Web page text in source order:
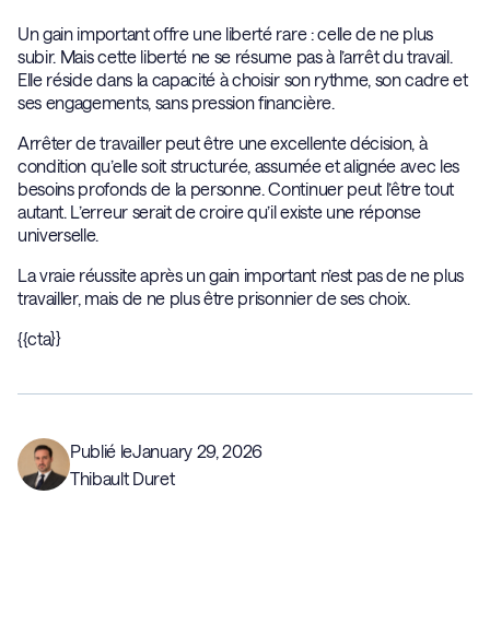
Un gain important offre une liberté rare : celle de ne plus
subir. Mais cette liberté ne se résume pas à l’arrêt du travail.
Elle réside dans la capacité à choisir son rythme, son cadre et
ses engagements, sans pression financière.
Arrêter de travailler peut être une excellente décision, à
condition qu’elle soit structurée, assumée et alignée avec les
besoins profonds de la personne. Continuer peut l’être tout
autant. L’erreur serait de croire qu’il existe une réponse
universelle.
La vraie réussite après un gain important n’est pas de ne plus
travailler, mais de ne plus être prisonnier de ses choix.
{{cta}}
Publié leJanuary 29, 2026
Thibault Duret